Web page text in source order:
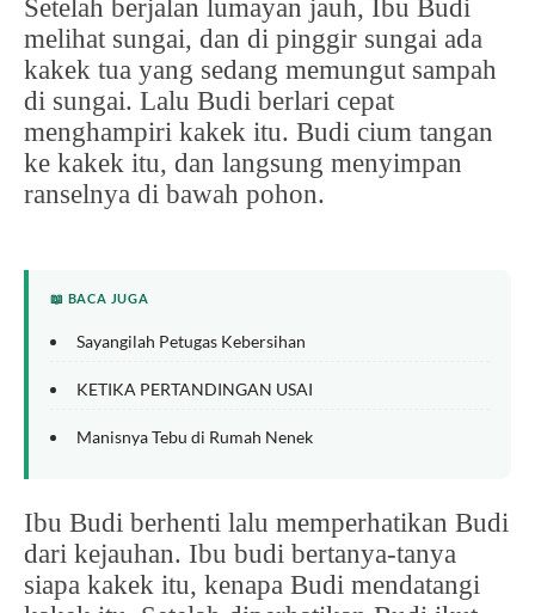
Setelah berjalan lumayan jauh, Ibu Budi
melihat sungai, dan di pinggir sungai ada
kakek tua yang sedang memungut sampah
di sungai. Lalu Budi berlari cepat
menghampiri kakek itu. Budi cium tangan
ke kakek itu, dan langsung menyimpan
ranselnya di bawah pohon.
📖 BACA JUGA
Sayangilah Petugas Kebersihan
KETIKA PERTANDINGAN USAI
Manisnya Tebu di Rumah Nenek
Ibu Budi berhenti lalu memperhatikan Budi
dari kejauhan. Ibu budi bertanya-tanya
siapa kakek itu, kenapa Budi mendatangi